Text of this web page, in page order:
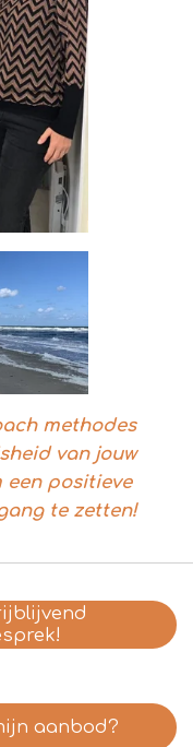
methodes
van jouw
een positieve
te zetten!
aanbod?